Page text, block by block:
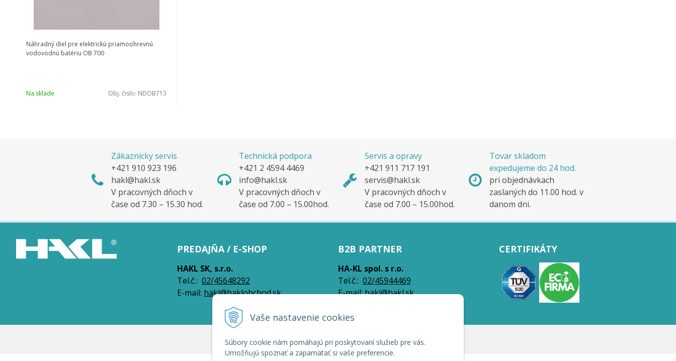
Vaše nastavenie cookies
Súbory cookie nám pomáhajú pri poskytovaní služieb pre vás.
Umožňujú spoznať a zapamätať si vaše preferencie.
Náhradný diel pre elektrickú priamoohrevnú
vodovodnú batériu OB 700
Na sklade Obj. čislo: NDOB713
Zákaznícky servis
+421 910 923 196
hakl@hakl.sk
V pracovných dňoch v
čase od 7.30 – 15.30 hod.
Technická podpora
+421 2 4594 4469
info@hakl.sk
V pracovných dňoch v
čase od 7.00 – 15.00hod.
Servis a opravy
+421 911 717 191
servis@hakl.sk
V pracovných dňoch v
čase od 7.00 – 15.00hod.
Tovar skladom
expedujeme do 24 hod.
pri objednávkach
zaslaných do 11.00 hod. v
danom dni.
PREDAJŇA / E-SHOP
HAKL SK, s.r.o.
Tel.č.: 02/45648292
E-mail: hakl@haklobchod.sk
B2B PARTNER
HA-KL spol. s r.o.
Tel.č.: 02/45944469
E-mail:hakl@hakl.sk
CERTIFIKÁTY
© 2026 HAKL | Veľkoobchod •NextShop&e-shop Pohoda Connector byNextCom s.r.o.